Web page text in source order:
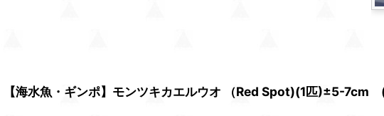
【海水魚・ギンポ】モンツキカエルウオ （Red Spot)(1匹)±5-7cm